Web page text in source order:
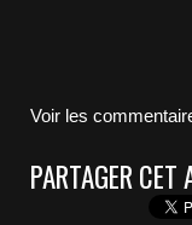
Voir les
PARTAGER CET